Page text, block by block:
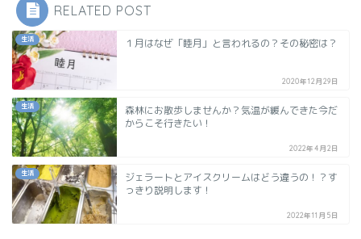
RELATED POST
生活 １月はなぜ「睦月」と言われるの？その秘密は？
2020年12月29日
生活
森林にお散歩しませんか？気温が緩んできた今だ
からこそ行きたい！
2022年4月2日
生活
ジェラートとアイスクリームはどう違うの！？す
っきり説明します！
2022年11月5日